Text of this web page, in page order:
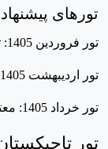
تورهای پیشنهادی
تور فروردین 1405: تجربه نوروز در دوشنبه و خجند
تور اردیبهشت 1405: بهترین زمان برای طبیعت‌گردی
تور خرداد 1405: معتدل‌ ترین هوا و جشن‌های محلی
تور تاجیکستان